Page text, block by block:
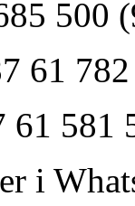
500
61
61 581
i